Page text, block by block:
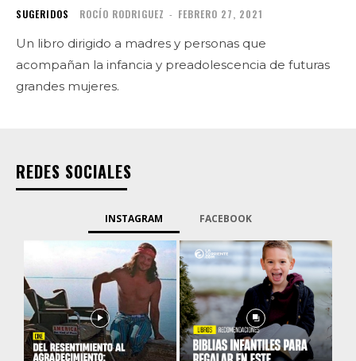
SUGERIDOS ROCÍO RODRIGUEZ - FEBRERO 27, 2021
Un libro dirigido a madres y personas que
acompañan la infancia y preadolescencia de futuras
grandes mujeres.
REDES SOCIALES
INSTAGRAM FACEBOOK